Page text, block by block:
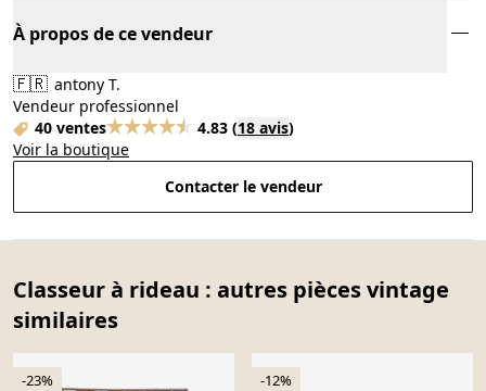
À propos de ce vendeur
🇫🇷 antony T.
Vendeur professionnel
40 ventes
4.83 (18 avis)
Voir la boutique
Contacter le vendeur
Classeur à rideau : autres pièces vintage
similaires
-23% -12%